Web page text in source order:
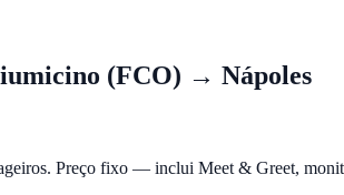
(FCO) → Nápoles
Preço fixo — inclui Meet & Greet,